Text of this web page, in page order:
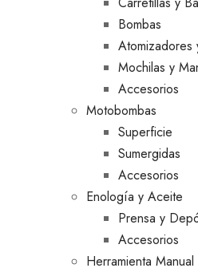
Bombas
Atomizadores
Mochilas y
Accesorios
Motobombas
Superficie
Sumergidas
Accesorios
Enología y Aceite
Prensa y
Accesorios
Herramienta Manual